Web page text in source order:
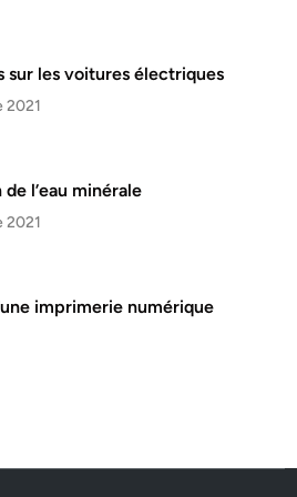
sur les voitures électriques
2021
l’eau minérale
2021
imprimerie numérique